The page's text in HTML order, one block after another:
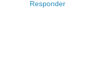
Responder